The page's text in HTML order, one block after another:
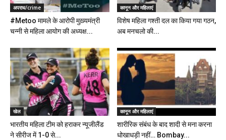
अपराध/crime
#Metoo मामले के आरोपी मुख़्यमंत्री
चन्नी से महिला आयोग की अध्यक्ष...
कानून और महिलाएं
विशेष महिला गश्ती दल का किया गया गठन,
अब मनचलो की...
खेल
भारतीय महिला टीम को हराकर न्यूजीलैंड
ने सीरीज में 1-0 से...
कानून और महिलाएं
शारीरिक संबंध के बाद शादी से मना करना
धोखाधड़ी नहीं… Bombay...